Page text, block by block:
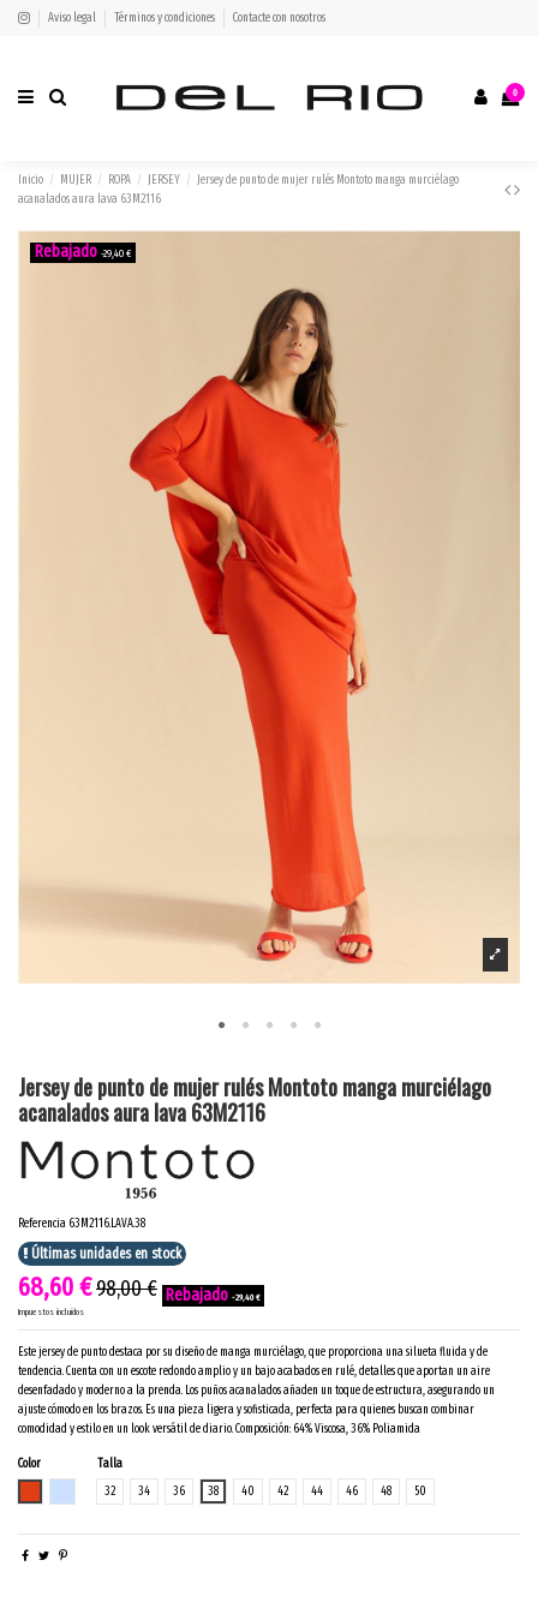
Aviso legal Términos y condiciones Contacte con nosotros
0
Inicio MUJER ROPA JERSEY
Jersey de punto de mujer rulés Montoto manga murciélago
acanalados aura lava 63M2116
-29,40 €
Jersey de punto de mujer rulés Montoto manga murciélago
acanalados aura lava 63M2116
Referencia 63M2116.LAVA.38
Últimas unidades en stock
68,60 €98,00 €
-29,40 €
Impuestos incluidos
Este jersey de punto destaca por su diseño de manga murciélago, que proporciona una silueta fluida y de
tendencia. Cuenta con un escote redondo amplio y un bajo acabados en rulé, detalles que aportan un aire
desenfadado y moderno a la prenda. Los puños acanalados añaden un toque de estructura, asegurando un
ajuste cómodo en los brazos. Es una pieza ligera y sofisticada, perfecta para quienes buscan combinar
comodidad y estilo en un look versátil de diario. Composición: 64% Viscosa, 36% Poliamida
Color
Talla
32
34 36 38 40 42 44 46 48 50